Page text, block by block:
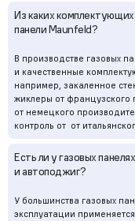
Из каких
панели Maunfeld?
В производстве газовых
и качественные
например, закаленное
жиклеры от французского
от немецкого
контроль от от
Есть ли у газовых
и автоподжиг?
У большинства газовых
эксплуатации